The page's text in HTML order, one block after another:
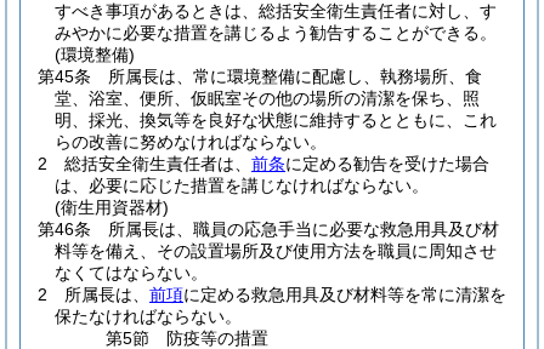
すべき事項があるときは、総括安全衛生責任者に対し、す
みやかに必要な措置を講じるよう勧告することができる。
(環境整備)
第45条
所属長は、常に環境整備に配慮し、執務場所、食
堂、浴室、便所、仮眠室その他の場所の清潔を保ち、照
明、採光、換気等を良好な状態に維持するとともに、これ
らの改善に努めなければならない。
2
総括安全衛生責任者は、 前条に定める勧告を受けた場合
は、必要に応じた措置を講じなければならない。
(衛生用資器材)
第46条
所属長は、職員の応急手当に必要な救急用具及び材
料等を備え、その設置場所及び使用方法を職員に周知させ
なくてはならない。
2
所属長は、 前項に定める救急用具及び材料等を常に清潔を
保たなければならない。
第5節
防疫等の措置